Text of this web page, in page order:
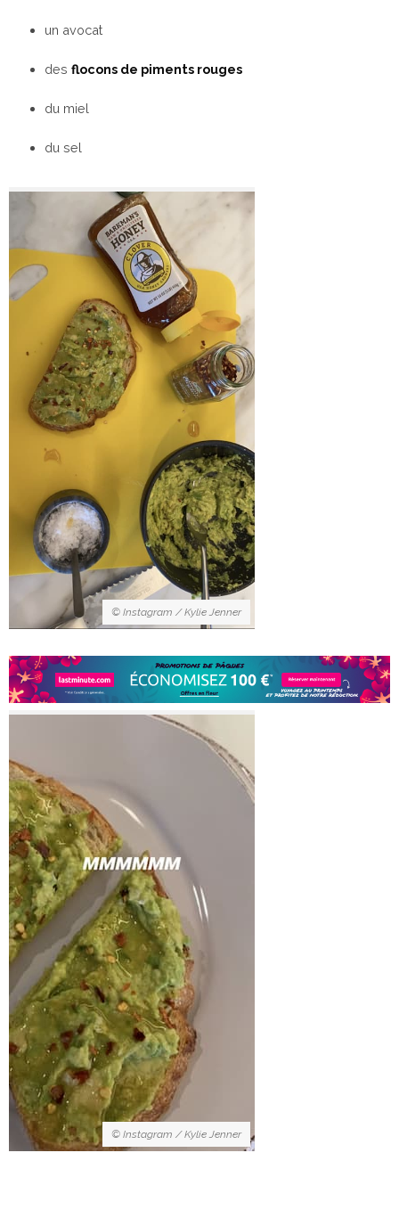
un avocat
des flocons de piments rouges
du miel
du sel
© Instagram / Kylie Jenner
© Instagram / Kylie Jenner